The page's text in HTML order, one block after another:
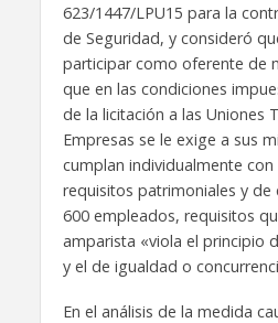
623/1447/LPU15 para la
de Seguridad, y consideró
participar como oferente de
que en las condiciones
de la licitación a las Uniones
Empresas se le exige a sus
cumplan individualmente
requisitos patrimoniales y de
600 empleados, requisitos
amparista «viola el principio
y el de igualdad o
En el análisis de la medida